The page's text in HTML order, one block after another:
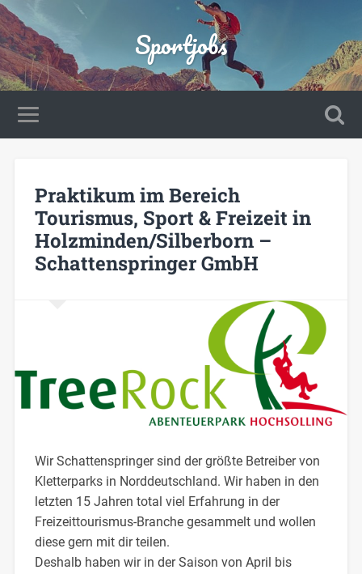
Sportjobs
Praktikum im Bereich
Tourismus, Sport & Freizeit in
Holzminden/Silberborn –
Schattenspringer GmbH
Wir Schattenspringer sind der größte Betreiber von
Kletterparks in Norddeutschland. Wir haben in den
letzten 15 Jahren total viel Erfahrung in der
Freizeittourismus-Branche gesammelt und wollen
diese gern mit dir teilen.
Deshalb haben wir in der Saison von April bis